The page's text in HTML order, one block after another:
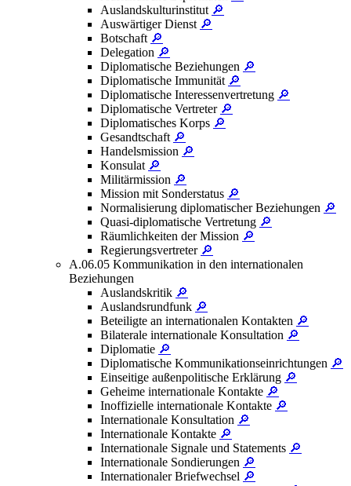
Auslandskulturinstitut 🔎
Auswärtiger Dienst 🔎
Botschaft 🔎
Delegation 🔎
Diplomatische Beziehungen 🔎
Diplomatische Immunität 🔎
Diplomatische Interessenvertretung 🔎
Diplomatische Vertreter 🔎
Diplomatisches Korps 🔎
Gesandtschaft 🔎
Handelsmission 🔎
Konsulat 🔎
Militärmission 🔎
Mission mit Sonderstatus 🔎
Normalisierung diplomatischer Beziehungen 🔎
Quasi-diplomatische Vertretung 🔎
Räumlichkeiten der Mission 🔎
Regierungsvertreter 🔎
A.06.05 Kommunikation in den internationalen
Beziehungen
Auslandskritik 🔎
Auslandsrundfunk 🔎
Beteiligte an internationalen Kontakten 🔎
Bilaterale internationale Konsultation 🔎
Diplomatie 🔎
Diplomatische Kommunikationseinrichtungen 🔎
Einseitige außenpolitische Erklärung 🔎
Geheime internationale Kontakte 🔎
Inoffizielle internationale Kontakte 🔎
Internationale Konsultation 🔎
Internationale Kontakte 🔎
Internationale Signale und Statements 🔎
Internationale Sondierungen 🔎
Internationaler Briefwechsel 🔎